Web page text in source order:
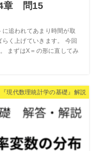
章 問15
追われてあまり時間が取
く上げていきます。 今回
まずはX＝の形に直してみ
『現代数理統計学の基礎』解説